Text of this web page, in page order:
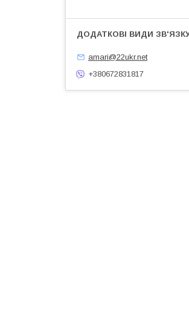
amari@22ukr.net
+380672831817